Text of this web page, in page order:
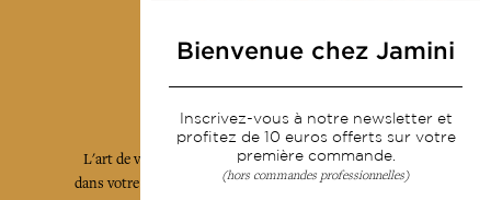
L'art de vivre JAMINI raconté avec poésie et élégance
dans votre boîte mail. Inscrivez vous à notre newsletter
Bienvenue chez Jamini
Inscrivez-vous à notre newsletter et
profitez de 10 euros offerts sur votre
première commande.
(hors commandes professionnelles)